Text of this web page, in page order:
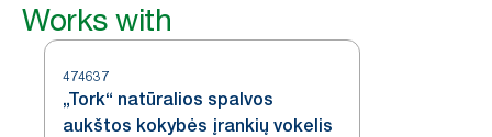
Works with
474637
„Tork“ natūralios spalvos
aukštos kokybės įrankių vokelis